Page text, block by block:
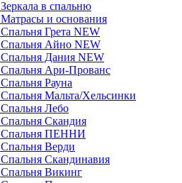
Зеркала в спальню
Матрасы и основания
Спальня Грета NEW
Спальня Айно NEW
Спальня Дания NEW
Спальня Ари-Прованс
Спальня Рауна
Спальня Мальта/Хельсинки
Спальня Лебо
Спальня Скандия
Спальня ПЕННИ
Спальня Верди
Спальня Скандинавия
Спальня Викинг